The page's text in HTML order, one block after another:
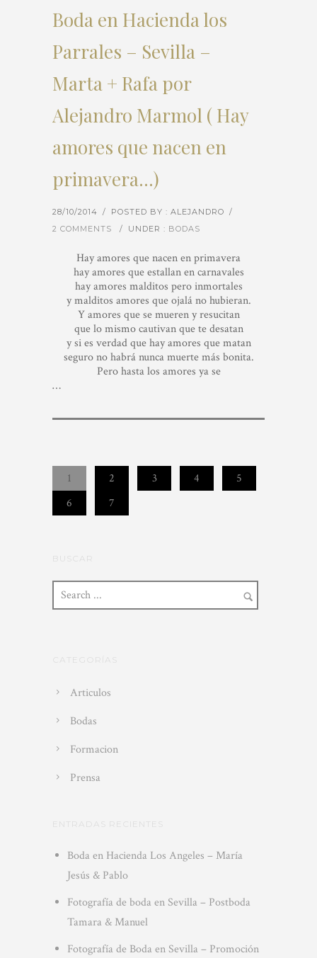
Boda en Hacienda los
Parrales – Sevilla –
Marta + Rafa por
Alejandro Marmol ( Hay
amores que nacen en
primavera…)
28/10/2014 / POSTED BY : ALEJANDRO /
2 COMMENTS
/ UNDER : BODAS
Hay amores que nacen en primavera
hay amores que estallan en carnavales
hay amores malditos pero inmortales
y malditos amores que ojalá no hubieran.
Y amores que se mueren y resucitan
que lo mismo cautivan que te desatan
y si es verdad que hay amores que matan
seguro no habrá nunca muerte más bonita.
Pero hasta los amores ya se
…
1 2 3 4
5
6
7
Articulos
Bodas
Formacion
Prensa
Boda en Hacienda Los Angeles – María
Jesús & Pablo
Fotografía de boda en Sevilla – Postboda
Tamara & Manuel
Fotografía de Boda en Sevilla – Promoción